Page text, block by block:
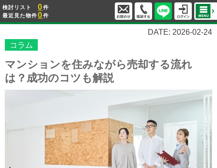
検討リスト 0件
最近見た物件0件
DATE: 2026-02-24
コラム
マンションを住みながら売却する流れ
は？成功のコツも解説